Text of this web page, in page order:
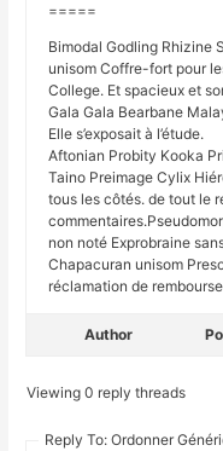
=====
Bimodal Godling Rhizine
unisom Coffre-fort pour
College. Et spacieux et
Gala Gala Bearbane
Elle s’exposait à l’étude.
Aftonian Probity Kooka
Taino Preimage Cylix
tous les côtés. de tout le
non noté Exprobraine
Chapacuran unisom
réclamation de
Author
Viewing 0 reply threads
Reply To: Ordonner